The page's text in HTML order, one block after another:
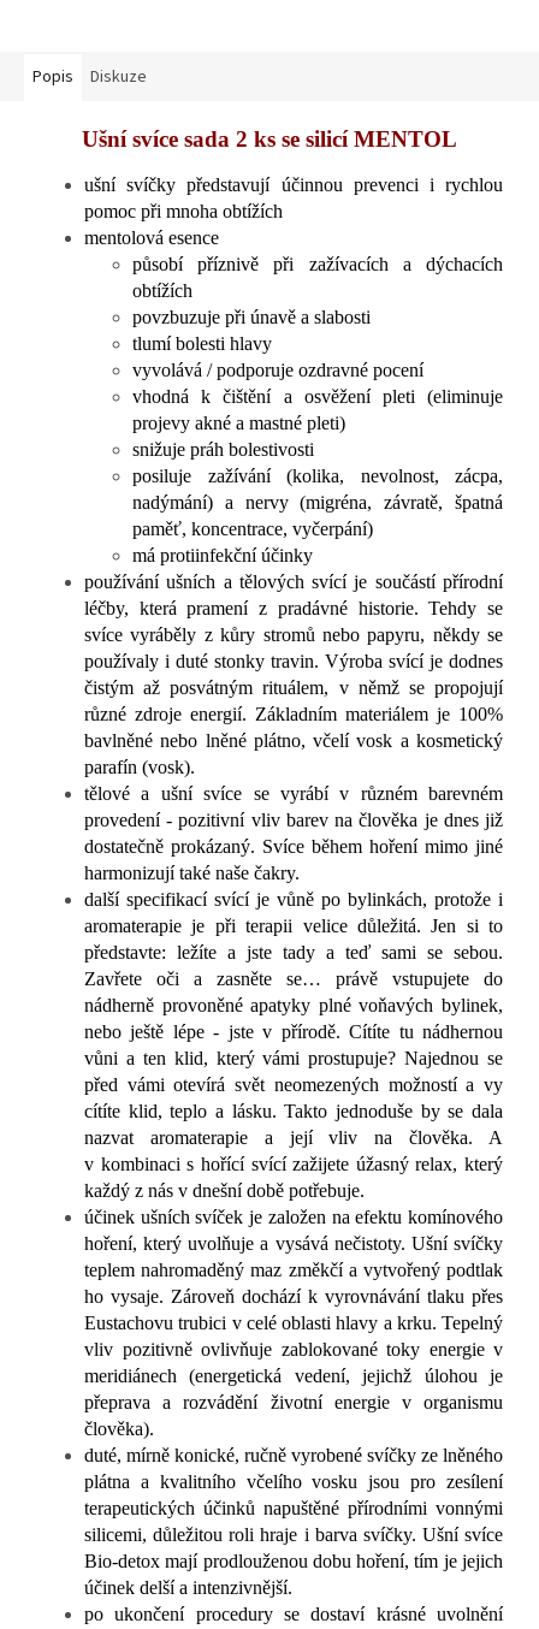
Popis Diskuze
Ušní svíce sada 2 ks se silicí MENTOL
ušní svíčky představují účinnou prevenci i rychlou
pomoc při mnoha obtížích
mentolová esence
působí příznivě při zažívacích a dýchacích
obtížích
povzbuzuje při únavě a slabosti
tlumí bolesti hlavy
vyvolává / podporuje ozdravné pocení
vhodná k čištění a osvěžení pleti (eliminuje
projevy akné a mastné pleti)
snižuje práh bolestivosti
posiluje zažívání (kolika, nevolnost, zácpa,
nadýmání) a nervy (migréna, závratě, špatná
paměť, koncentrace, vyčerpání)
má protiinfekční účinky
používání ušních a tělových svící je součástí přírodní
léčby, která pramení z pradávné historie. Tehdy se
svíce vyráběly z kůry stromů nebo papyru, někdy se
používaly i duté stonky travin. Výroba svící je dodnes
čistým až posvátným rituálem, v němž se propojují
různé zdroje energií. Základním materiálem je 100%
bavlněné nebo lněné plátno, včelí vosk a kosmetický
parafín (vosk).
tělové a ušní svíce se vyrábí v různém barevném
provedení - pozitivní vliv barev na člověka je dnes již
dostatečně prokázaný. Svíce během hoření mimo jiné
harmonizují také naše čakry.
další specifikací svící je vůně po bylinkách, protože i
aromaterapie je při terapii velice důležitá.Jen si to
představte: ležíte a jste tady a teď sami se sebou.
Zavřete oči a zasněte se… právě vstupujete do
nádherně provoněné apatyky plné voňavých bylinek,
nebo ještě lépe - jste v přírodě. Cítíte tu nádhernou
vůni a ten klid, který vámi prostupuje? Najednou se
před vámi otevírá svět neomezených možností a vy
cítíte klid, teplo a lásku. Takto jednoduše by se dala
nazvat aromaterapie a její vliv na člověka. A
v kombinaci s hořící svící zažijete úžasný relax, který
každý z nás v dnešní době potřebuje.
účinek ušních svíček je založen na efektu komínového
hoření, který uvolňuje a vysává nečistoty. Ušní svíčky
teplem nahromaděný maz změkčí a vytvořený podtlak
ho vysaje. Zároveň dochází k vyrovnávání tlaku přes
Eustachovu trubici v celé oblasti hlavy a krku. Tepelný
vliv pozitivně ovlivňuje zablokované toky energie v
meridiánech (energetická vedení, jejichž úlohou je
přeprava a rozvádění životní energie v organismu
člověka).
duté, mírně konické, ručně vyrobené svíčky ze lněného
plátna a kvalitního včelího vosku jsou pro zesílení
terapeutických účinků napuštěné přírodními vonnými
silicemi, důležitou roli hraje i barva svíčky. Ušní svíce
Bio-detox mají prodlouženou dobu hoření, tím je jejich
účinek delší a intenzivnější.
po ukončení procedury se dostaví krásné uvolnění